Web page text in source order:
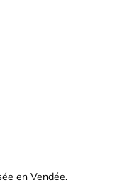
en Vendée.